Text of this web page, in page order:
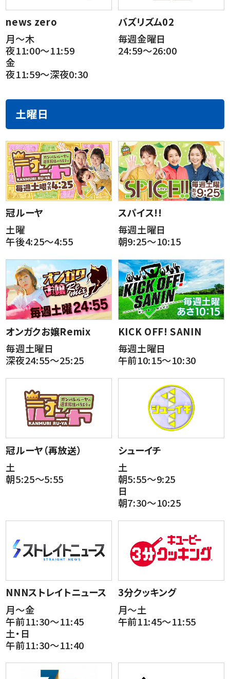
news zero
月～木
夜11:00～11:59
金
夜11:59～深夜0:30
バズリズム02
毎週金曜日
24:59～26:00
土曜日
冠ルーヤ
土曜
午後4:25～4:55
スパイス!!
毎週土曜日
朝9:25～10:15
オンガクお嬢Remix
毎週土曜日
深夜24:55～25:25
KICK OFF! SANIN
毎週土曜日
午前10:15～10:30
冠ルーヤ（再放送）
土
朝5:25～5:55
シューイチ
土
朝5:55～9:25
日
朝7:30～10:25
NNNストレイトニュース
月～金
午前11:30～11:45
土・日
午前11:30～11:40
3分クッキング
月～土
午前11:45～11:55